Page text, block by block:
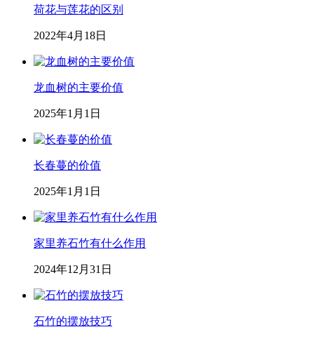
荷花与莲花的区别
2022年4月18日
龙血树的主要价值
2025年1月1日
长春蔓的价值
2025年1月1日
家里养石竹有什么作用
2024年12月31日
石竹的摆放技巧